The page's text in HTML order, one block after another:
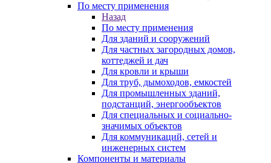
По месту применения
Назад
По месту применения
Для зданий и сооружений
Для частных загородных домов,
коттеджей и дач
Для кровли и крыши
Для труб, дымоходов, емкостей
Для промышленных зданий,
подстанций, энергообъектов
Для специальных и социально-
значимых объектов
Для коммуникаций, сетей и
инженерных систем
Компоненты и материалы